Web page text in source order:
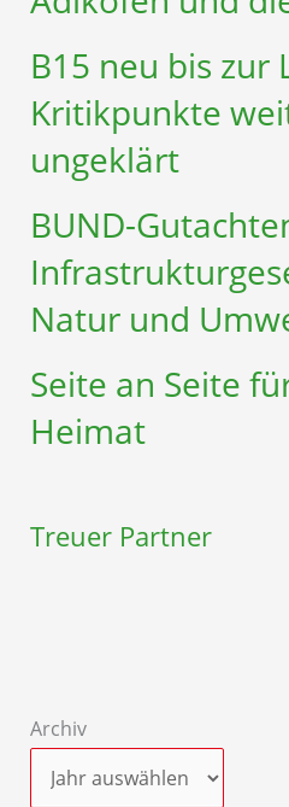
B15 neu bis zur
Kritikpunkte
ungeklärt
BUND-
Natur und
Seite an Seite
Heimat
Treuer Partner
Archiv